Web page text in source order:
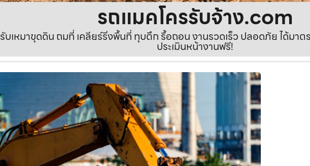
รถแมคโครรับจ้าง.com
รับเหมาขุดดิน ถมที่ เคลียร์ริ่งพื้นที่ ทุบตึก รื้อถอน งานรวดเร็ว ปลอดภัย ได้มาต
ประเมินหน้างานฟรี!